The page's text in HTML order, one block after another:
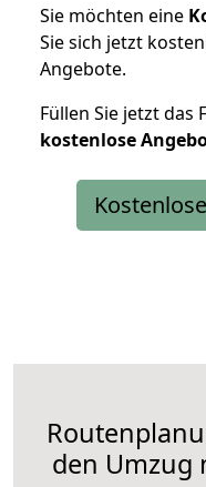
Sie möchten eine
Sie sich jetzt
Angebote.
Füllen Sie jetzt das
kostenlose
den Umzug